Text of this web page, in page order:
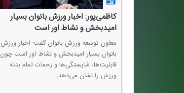
كاظمی‌پور: اخبار ورزش بانوان بسیار
امیدبخش و نشاط اور است
معاون توسعه ورزش بانوان گفت: اخبار ورزش
بانوان بسیار امیدبخش و نشاط آور است چون
قابلیت‌ها، شایستگی‌ها و زحمات تمام بدنه
ورزش را نشان می‌دهد.